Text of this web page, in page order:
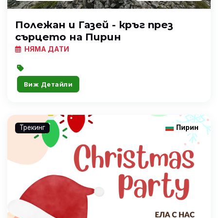
Полежан и Газей - кръг през
сърцето на Пирин
НЯМА ДАТИ
Виж Детайли
Трекинг Пирин